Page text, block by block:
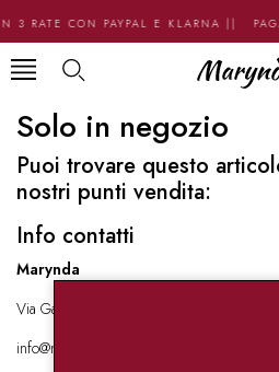
3 RATE CON PAYPAL E KLARNA ||
Solo in negozio
Puoi trovare questo
nostri punti vendita:
Info contatti
Marynda
Via Garibaldi 136 67051 Avezzano
info@marynda.com